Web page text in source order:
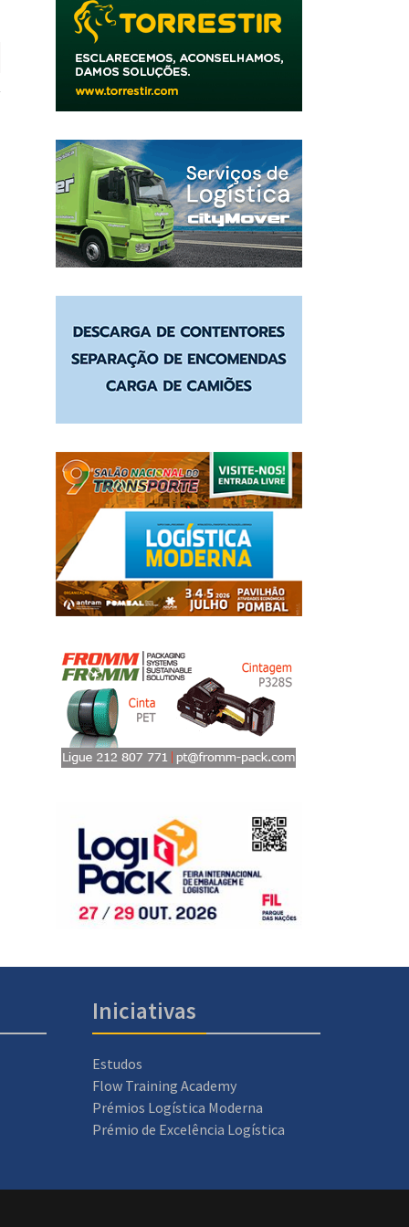
Iniciativas
Estudos
Flow Training Academy
Prémios Logística Moderna
Prémio de Excelência Logística